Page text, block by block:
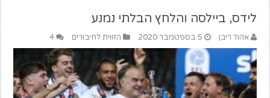
לידס, ביילסה והלחץ הבלתי נמנע
אהוד ריבן 5 בספטמבר 2020 הזווית לחיבורים 4